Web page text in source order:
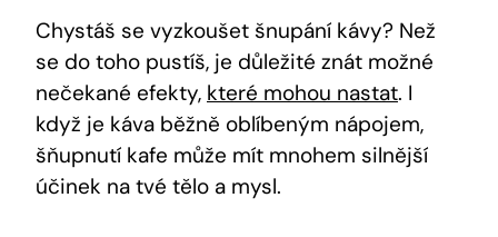
Chystáš ⁢se vyzkoušet⁢ šnupání⁢ kávy? Než‌
se ⁣do toho pustíš, je důležité znát ‍možné
nečekané‌ efekty, které mohou nastat. I
když ‌je káva běžně oblíbeným nápojem,‍
šňupnutí ⁣kafe může mít mnohem silnější
účinek na tvé tělo a mysl.